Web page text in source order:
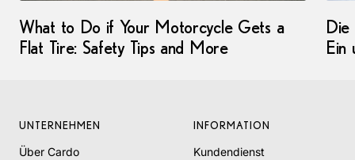
What to Do if Your Motorcycle Gets a
Flat Tire: Safety Tips and More
Die
Ein
UNTERNEHMEN
Über Cardo
INFORMATION
Kundendienst